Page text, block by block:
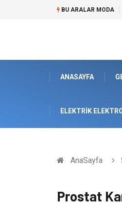
BU ARALAR MODA
ANASAYFA
ELEKTRIK
AnaSayfa
Prostat